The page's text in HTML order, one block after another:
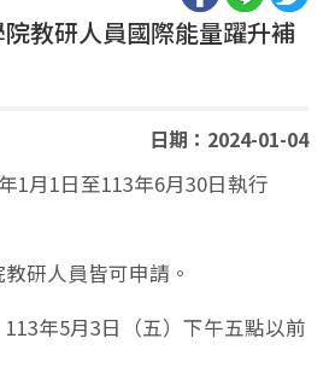
教研人員國際能量躍升補
日期：2024-01-04
1月1日至113年6月30日執行
研人員皆可申請。
年5月3日（五）下午五點以前